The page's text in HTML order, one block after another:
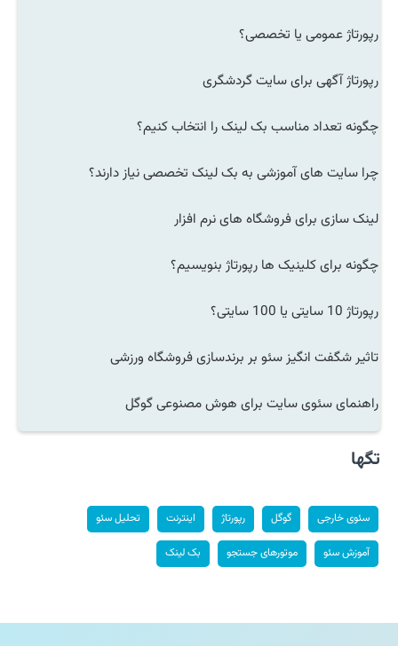
رپورتاژ عمومی یا تخصصی؟
رپورتاژ آگهی برای سایت گردشگری
چگونه تعداد مناسب بک لینک را انتخاب کنیم؟
چرا سایت های آموزشی به بک لینک تخصصی نیاز دارند؟
لینک سازی برای فروشگاه های نرم افزار
چگونه برای کلینیک ها رپورتاژ بنویسیم؟
رپورتاژ 10 سایتی یا 100 سایتی؟
تاثیر شگفت انگیز سئو بر برندسازی فروشگاه ورزشی
راهنمای سئوی سایت برای هوش مصنوعی گوگل
تگها
سئوی خارجی گوگل رپورتاژ اینترنت تحلیل سئو
آموزش سئو موتورهای جستجو بک لینک